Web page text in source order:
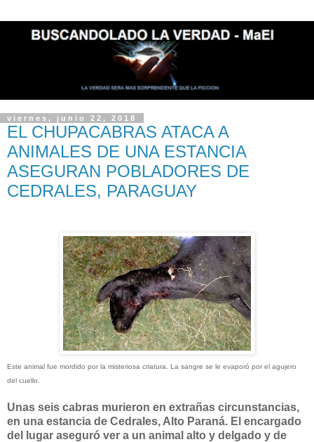
viernes, junio 22, 2018
EL CHUPACABRAS ATACA A
ANIMALES DE UNA ESTANCIA
ASEGURAN POBLADORES DE
CEDRALES, PARAGUAY
Este animal fue mordido por la misteriosa criatura. La sangre se le evaporó por el agujero
del cuello.
Unas seis cabras murieron en extrañas circunstancias,
en una estancia de Cedrales, Alto Paraná. El encargado
del lugar aseguró ver a un animal alto y delgado y de